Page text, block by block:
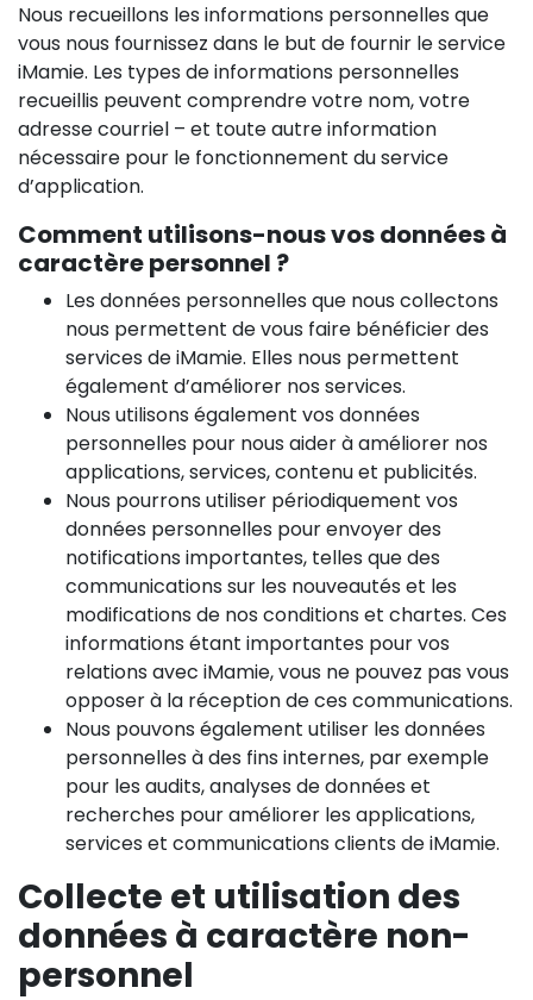
Nous recueillons les informations personnelles que
vous nous fournissez dans le but de fournir le service
iMamie. Les types de informations personnelles
recueillis peuvent comprendre votre nom, votre
adresse courriel – et toute autre information
nécessaire pour le fonctionnement du service
d’application.
Comment utilisons-nous vos données à
caractère personnel ?
Les données personnelles que nous collectons
nous permettent de vous faire bénéficier des
services de iMamie. Elles nous permettent
également d’améliorer nos services.
Nous utilisons également vos données
personnelles pour nous aider à améliorer nos
applications, services, contenu et publicités.
Nous pourrons utiliser périodiquement vos
données personnelles pour envoyer des
notifications importantes, telles que des
communications sur les nouveautés et les
modifications de nos conditions et chartes. Ces
informations étant importantes pour vos
relations avec iMamie, vous ne pouvez pas vous
opposer à la réception de ces communications.
Nous pouvons également utiliser les données
personnelles à des fins internes, par exemple
pour les audits, analyses de données et
recherches pour améliorer les applications,
services et communications clients de iMamie.
Collecte et utilisation des
données à caractère non-
personnel